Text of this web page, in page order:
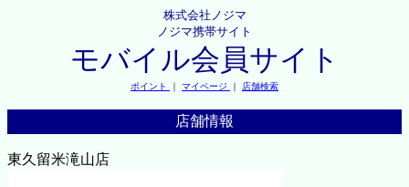
株式会社ノジマ
ノジマ携帯サイト
モバイル会員サイト
ポイント ｜ マイページ ｜ 店舗検索
店舗情報
東久留米滝山店